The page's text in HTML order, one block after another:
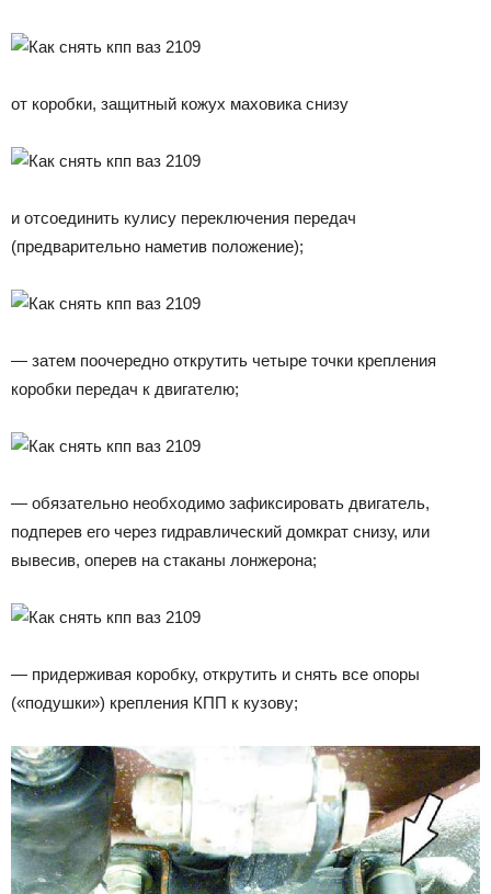
от коробки, защитный кожух маховика снизу
и отсоединить кулису переключения передач
(предварительно наметив положение);
— затем поочередно открутить четыре точки крепления
коробки передач к двигателю;
— обязательно необходимо зафиксировать двигатель,
подперев его через гидравлический домкрат снизу, или
вывесив, оперев на стаканы лонжерона;
— придерживая коробку, открутить и снять все опоры
(«подушки») крепления КПП к кузову;